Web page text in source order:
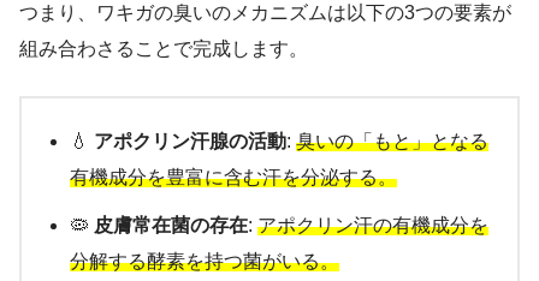
つまり、ワキガの臭いのメカニズムは以下の3つの要素が
組み合わさることで完成します。
💧 アポクリン汗腺の活動: 臭いの「もと」となる
有機成分を豊富に含む汗を分泌する。
🦠 皮膚常在菌の存在: アポクリン汗の有機成分を
分解する酵素を持つ菌がいる。